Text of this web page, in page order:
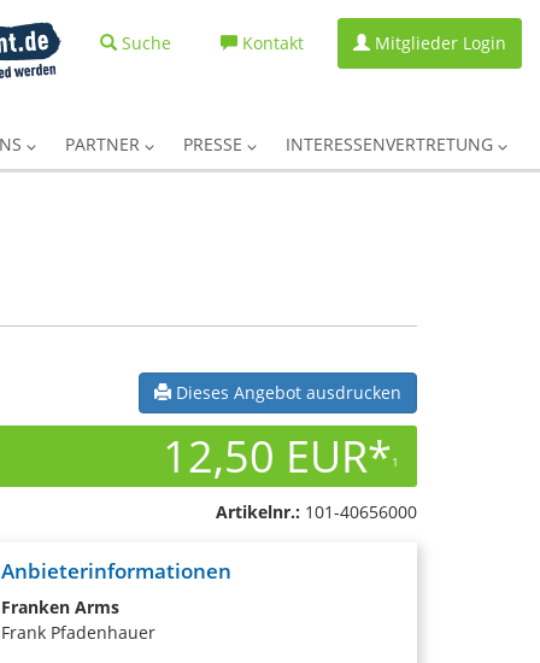
Suche Kontakt Mitglieder Login
PARTNER PRESSE INTERESSENVERTRETUNG
Dieses Angebot ausdrucken
12,50 EUR*1
Artikelnr.: 101-40656000
Anbieterinformationen
Franken Arms
Frank Pfadenhauer